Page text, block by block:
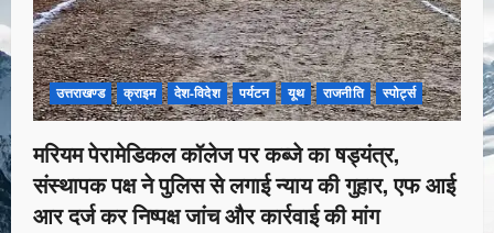
उत्तराखण्ड क्राइम देश-विदेश पर्यटन यूथ राजनीति स्पोर्ट्स
मरियम पेरामेडिकल कॉलेज पर कब्जे का षड्यंत्र,
संस्थापक पक्ष ने पुलिस से लगाई न्याय की गुहार, एफ आई
आर दर्ज कर निष्पक्ष जांच और कार्रवाई की मांग